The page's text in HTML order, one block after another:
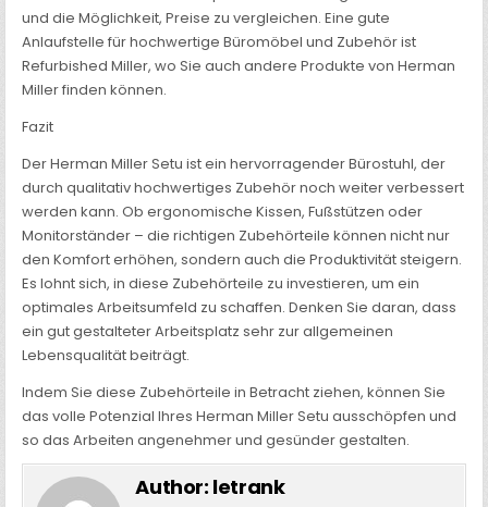
und die Möglichkeit, Preise zu vergleichen. Eine gute
Anlaufstelle für hochwertige Büromöbel und Zubehör ist
Refurbished Miller, wo Sie auch andere Produkte von Herman
Miller finden können.
Fazit
Der Herman Miller Setu ist ein hervorragender Bürostuhl, der
durch qualitativ hochwertiges Zubehör noch weiter verbessert
werden kann. Ob ergonomische Kissen, Fußstützen oder
Monitorständer – die richtigen Zubehörteile können nicht nur
den Komfort erhöhen, sondern auch die Produktivität steigern.
Es lohnt sich, in diese Zubehörteile zu investieren, um ein
optimales Arbeitsumfeld zu schaffen. Denken Sie daran, dass
ein gut gestalteter Arbeitsplatz sehr zur allgemeinen
Lebensqualität beiträgt.
Indem Sie diese Zubehörteile in Betracht ziehen, können Sie
das volle Potenzial Ihres Herman Miller Setu ausschöpfen und
so das Arbeiten angenehmer und gesünder gestalten.
Author: letrank